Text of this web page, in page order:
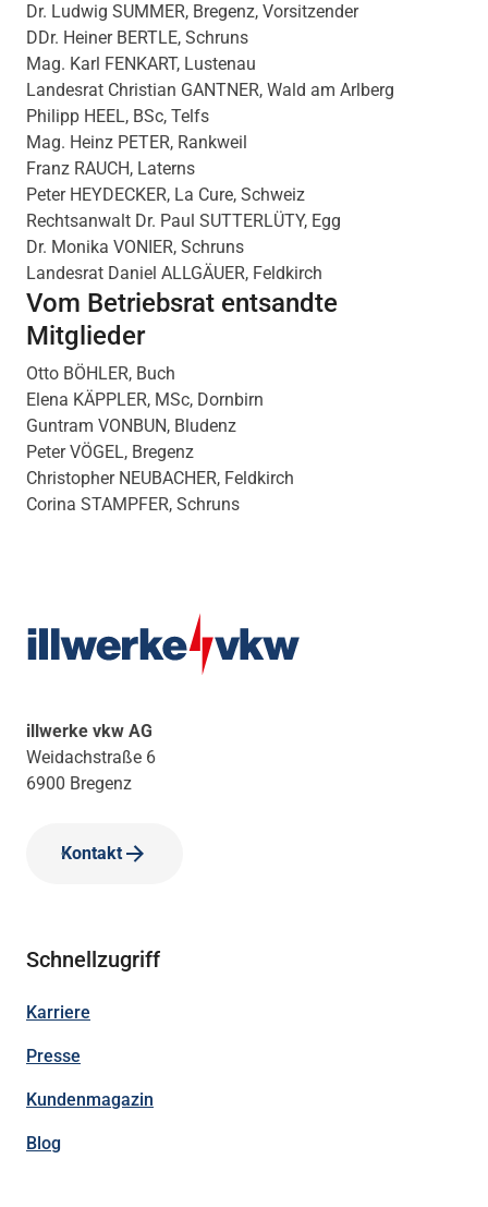
Dr. Ludwig SUMMER, Bregenz, Vorsitzender
DDr. Heiner BERTLE, Schruns
Mag. Karl FENKART, Lustenau
Landesrat Christian GANTNER, Wald am Arlberg
Philipp HEEL, BSc, Telfs
Mag. Heinz PETER, Rankweil
Franz RAUCH, Laterns
Peter HEYDECKER, La Cure, Schweiz
Rechtsanwalt Dr. Paul SUTTERLÜTY, Egg
Dr. Monika VONIER, Schruns
Landesrat Daniel ALLGÄUER, Feldkirch
Vom Betriebsrat entsandte
Mitglieder
Otto BÖHLER, Buch
Elena KÄPPLER, MSc, Dornbirn
Guntram VONBUN, Bludenz
Peter VÖGEL, Bregenz
Christopher NEUBACHER, Feldkirch
Corina STAMPFER, Schruns
illwerke vkw AG
Weidachstraße 6
6900 Bregenz
Kontakt
Schnellzugriff
Karriere
Presse
Kundenmagazin
Blog